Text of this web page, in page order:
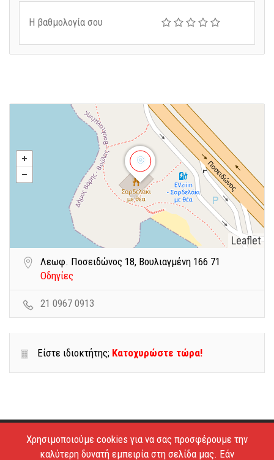
Η βαθμολογία σου
Leaflet
Λεωφ. Ποσειδώνος 18, Βουλιαγμένη 166 71
Οδηγίες
21 0967 0913
Είστε ιδιοκτήτης; Κατοχυρώστε τώρα!
Copyright © 2026 - Estiatoria. All Rights Reserved.
Χρησιμοποιούμε cookies για να σας προσφέρουμε την
καλύτερη δυνατή εμπειρία στη σελίδα μας. Εάν